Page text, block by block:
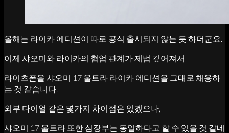
올해는 라이카 에디션이 따로 공식 출시되지 않는 듯 하더군요.
이제 샤오미와 라이카의 협업 관계가 제법 깊어져서
라이츠폰을 샤오미 17 울트라 라이카 에디션을 그대로 채용하
는 것 같습니다.
외부 다이얼 같은 몇가지 차이점은 있겠으나,
샤오미 17 울트라 또한 심장부는 동일하다고 할 수 있을 것 같네